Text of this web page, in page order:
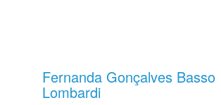
Fernanda Gonçalves Basso
Lombardi